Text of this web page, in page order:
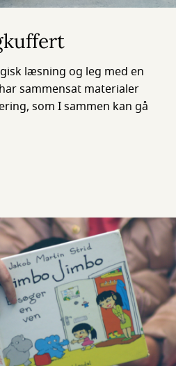
læsning og leg med en
sammensat materialer
som I sammen kan gå